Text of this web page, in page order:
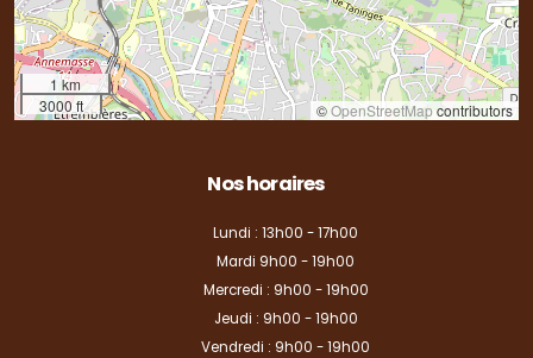
1 km
3000 ft
©OpenStreetMapcontributors
Nos horaires
Lundi : 13h00 - 17h00
Mardi 9h00 - 19h00
Mercredi : 9h00 - 19h00
Jeudi : 9h00 - 19h00
Vendredi : 9h00 - 19h00